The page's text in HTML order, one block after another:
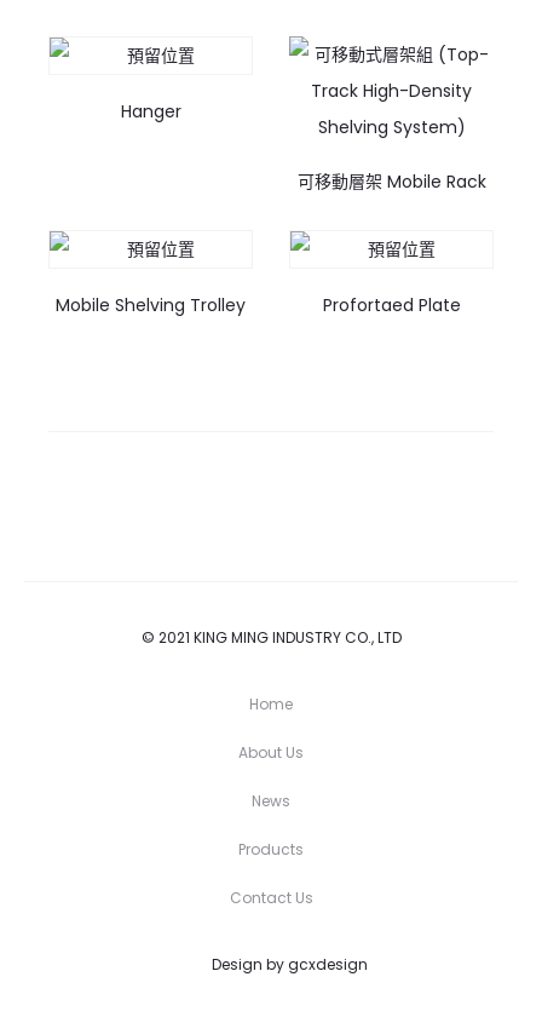
Hanger
可移動層架 Mobile Rack
Mobile Shelving Trolley Profortaed Plate
© 2021 KING MING INDUSTRY CO., LTD
Home
About Us
News
Products
Contact Us
Design by gcxdesign